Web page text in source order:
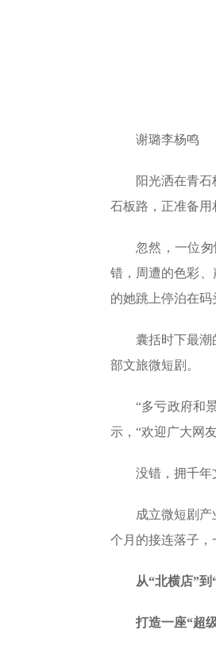
谢璐李杨鸣
阳光洒在青
石板路，正准备用
忽然，一位
错，周遭的色彩
的她跳上停泊在
囊括时下最
部文旅微短剧。
“多亏政府和
示，“欢迎广大网
没错，拥千年
成立微短剧
个月的接连落子，
从“北横店”到
打造一座“超